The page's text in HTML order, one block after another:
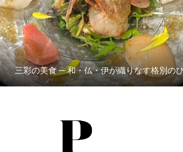
三彩の美食 ─ 和・仏・伊が織りなす格別の